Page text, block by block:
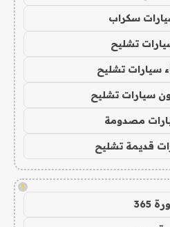
سكراب
تشليح
سيارات تشليح
سيارات تشليح
مصدومة
قديمة تشليح
!
365